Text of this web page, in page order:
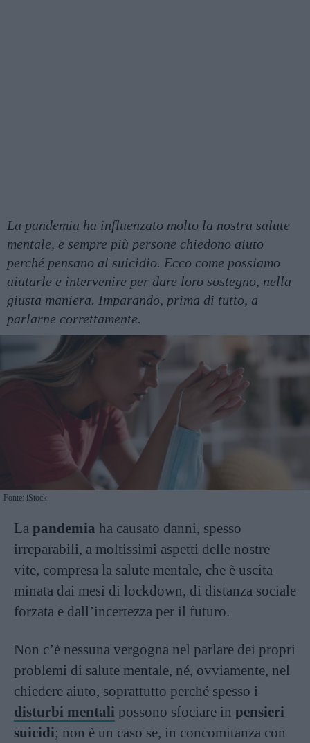
La pandemia ha influenzato molto la nostra salute
mentale, e sempre più persone chiedono aiuto
perché pensano al suicidio. Ecco come possiamo
aiutarle e intervenire per dare loro sostegno, nella
giusta maniera. Imparando, prima di tutto, a
parlarne correttamente.
Fonte: iStock
La pandemia ha causato danni, spesso
irreparabili, a moltissimi aspetti delle nostre
vite, compresa la salute mentale, che è uscita
minata dai mesi di lockdown, di distanza sociale
forzata e dall’incertezza per il futuro.
Non c’è nessuna vergogna nel parlare dei propri
problemi di salute mentale, né, ovviamente, nel
chiedere aiuto, soprattutto perché spesso i
disturbi mentali possono sfociare in pensieri
suicidi; non è un caso se, in concomitanza con